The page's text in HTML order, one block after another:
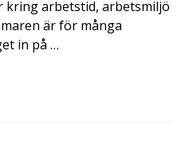
kring arbetstid, arbetsmiljö
är för många
in på …